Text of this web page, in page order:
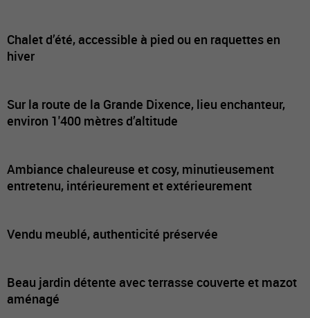
Chalet d’été, accessible à pied ou en raquettes en
hiver
Sur la route de la Grande Dixence, lieu enchanteur,
environ 1'400 mètres d’altitude
Ambiance chaleureuse et cosy, minutieusement
entretenu, intérieurement et extérieurement
Vendu meublé, authenticité préservée
Beau jardin détente avec terrasse couverte et mazot
aménagé